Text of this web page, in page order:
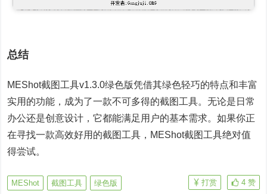
总结
MEShot截图工具v1.3.0绿色版凭借其绿色轻巧的特点和丰富
实用的功能，成为了一款不可多得的截图工具。无论是日常
办公还是创意设计，它都能满足用户的基本需求。如果你正
在寻找一款高效好用的截图工具，MEShot截图工具绝对值
得尝试。
MEShot 截图工具 绿色版 4 赞
打赏